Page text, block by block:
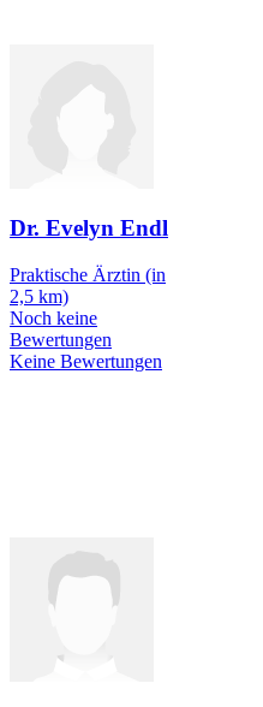
Dr. Evelyn Endl
Praktische Ärztin (in
2,5 km)
Noch keine
Bewertungen
Keine Bewertungen